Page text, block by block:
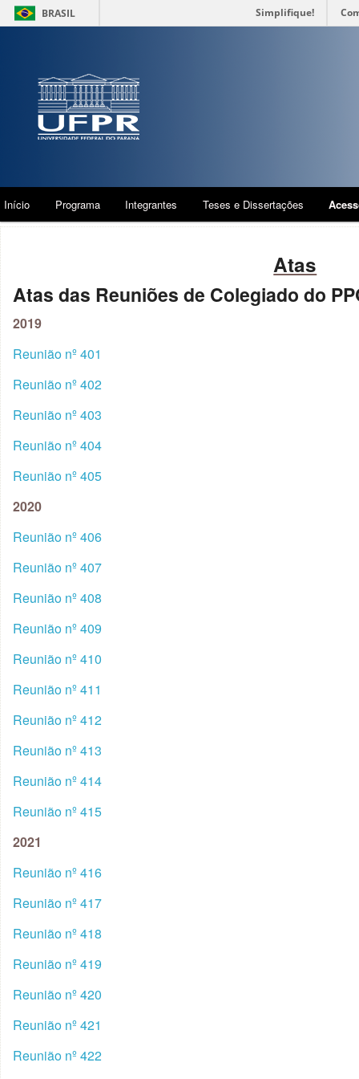
BRASIL Simplifique!
Início Programa Integrantes Teses e Dissertações
Atas
Atas das Reuniões de Colegiado do
2019
Reunião nº 401
Reunião nº 402
Reunião nº 403
Reunião nº 404
Reunião nº 405
2020
Reunião nº 406
Reunião nº 407
Reunião nº 408
Reunião nº 409
Reunião nº 410
Reunião nº 411
Reunião nº 412
Reunião nº 413
Reunião nº 414
Reunião nº 415
2021
Reunião nº 416
Reunião nº 417
Reunião nº 418
Reunião nº 419
Reunião nº 420
Reunião nº 421
Reunião nº 422